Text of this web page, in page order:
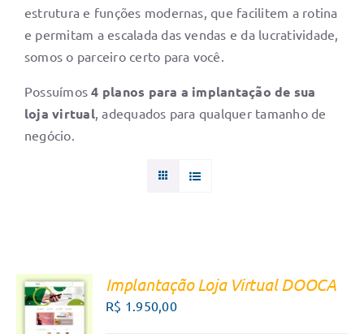
estrutura e funções modernas, que facilitem a rotina
e permitam a escalada das vendas e da lucratividade,
somos o parceiro certo para você.
Possuímos4 planos para a implantação de sua
loja virtual , adequados para qualquer tamanho de
negócio.
FALE
COM UM
CONSULTOR
Implantação Loja Virtual DOOCA
R$ 1.950,00